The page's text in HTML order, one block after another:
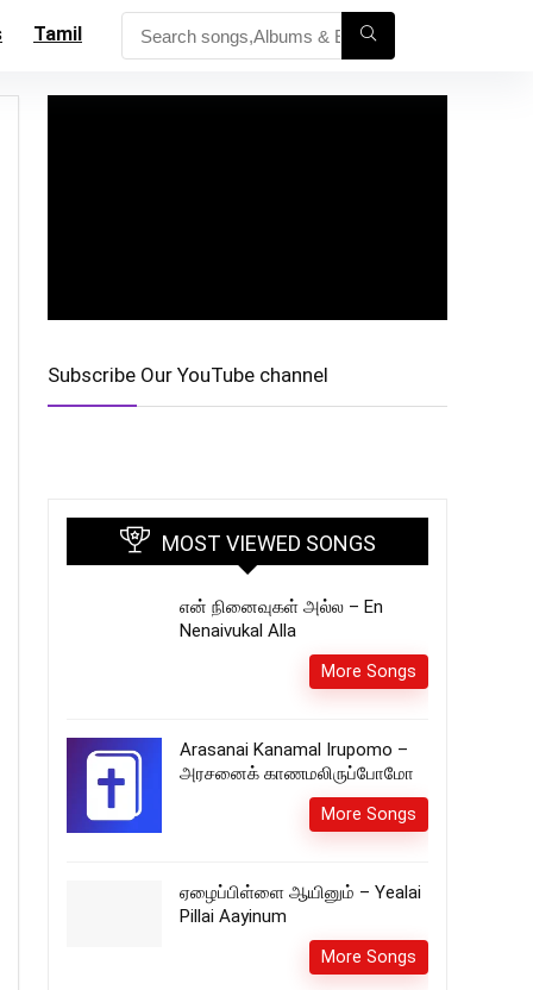
Tamil
Subscribe Our YouTube channel
MOST VIEWED SONGS
என் நினைவுகள் அல்ல – En
Nenaivukal Alla
More Songs
Arasanai Kanamal Irupomo –
அரசனைக் காணமலிருப்போமோ
More Songs
ஏழைப்பிள்ளை ஆயினும் – Yealai
Pillai Aayinum
More Songs